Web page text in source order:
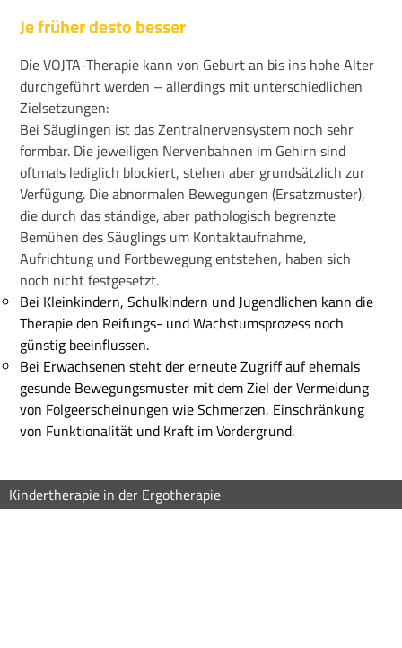
Je früher desto besser
Die VOJTA-Therapie kann von Geburt an bis ins hohe Alter
durchgeführt werden – allerdings mit unterschiedlichen
Zielsetzungen:
Bei Säuglingen ist das Zentralnervensystem noch sehr
formbar. Die jeweiligen Nervenbahnen im Gehirn sind
oftmals lediglich blockiert, stehen aber grundsätzlich zur
Verfügung. Die abnormalen Bewegungen (Ersatzmuster),
die durch das ständige, aber pathologisch begrenzte
Bemühen des Säuglings um Kontaktaufnahme,
Aufrichtung und Fortbewegung entstehen, haben sich
noch nicht festgesetzt.
Bei Kleinkindern, Schulkindern und Jugendlichen kann die
Therapie den Reifungs- und Wachstumsprozess noch
günstig beeinflussen.
Bei Erwachsenen steht der erneute Zugriff auf ehemals
gesunde Bewegungsmuster mit dem Ziel der Vermeidung
von Folgeerscheinungen wie Schmerzen, Einschränkung
von Funktionalität und Kraft im Vordergrund.
Kindertherapie in der Ergotherapie
Kindertherapie in der Ergotherapie
Kindertherapie in der Logopädie
Kindertherapie in der Logopädie
Kindertherapie in der Logopädie